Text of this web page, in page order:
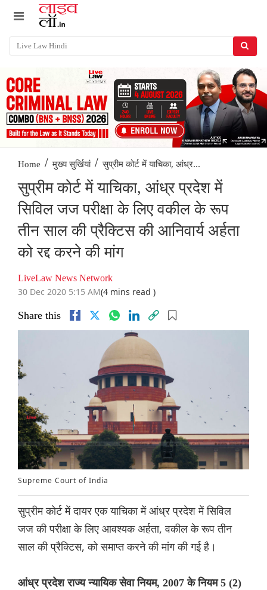
Home / मुख्य सुर्खियां / सुप्रीम कोर्ट में याचिका, आंध्र...
सुप्रीम कोर्ट में याचिका, आंध्र प्रदेश में
सिविल जज परीक्षा के लिए वकील के रूप
तीन साल की प्रैक्टिस की आनिवार्य अर्हता
को रद्द करने की मांग
LiveLaw News Network
30 Dec 2020 5:15 AM(4 mins read )
Share this
Supreme Court of India
सुप्रीम कोर्ट में दायर एक याचिका में आंध्र प्रदेश में सिविल
जज की परीक्षा के लिए आवश्यक अर्हता, वकील के रूप तीन
साल की प्रैक्टिस, को समाप्त करने की मांग की गई है।
आंध्र प्रदेश राज्य न्यायिक सेवा नियम, 2007 के नियम 5 (2)